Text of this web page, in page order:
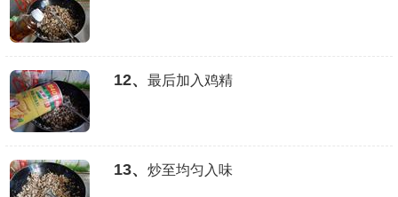
12、 最后加入鸡精
13、 炒至均匀入味